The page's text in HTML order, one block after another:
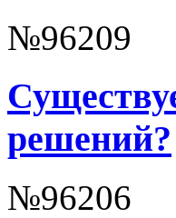
№96209
решений?
№96206